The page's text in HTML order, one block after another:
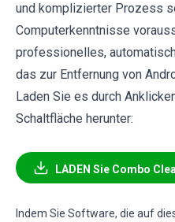
und komplizierter Prozess
Computerkenntnisse
professionelles,
das zur Entfernung von
Laden Sie es durch
Schaltfläche herunter:
LADEN Sie Combo
Indem Sie Software, die auf